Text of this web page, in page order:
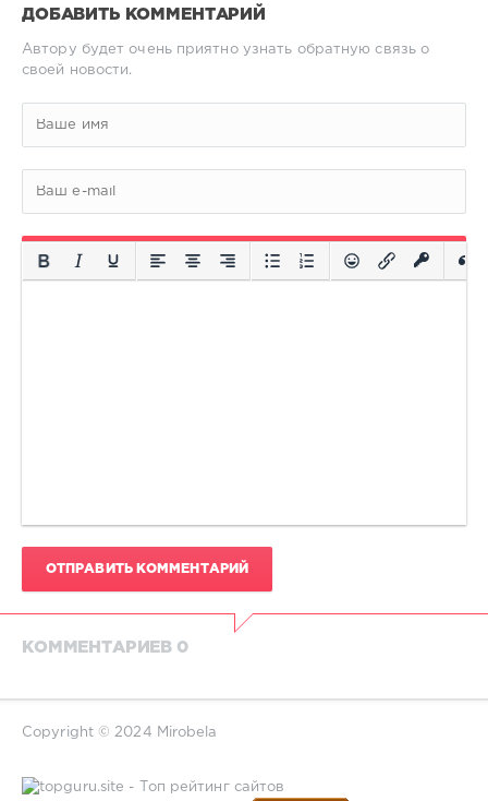
ДОБАВИТЬ КОММЕНТАРИЙ
Автору будет очень приятно узнать обратную связь о
своей новости.
ОТПРАВИТЬ КОММЕНТАРИЙ
КОММЕНТАРИЕВ 0
Copyright © 2024 Mirobela